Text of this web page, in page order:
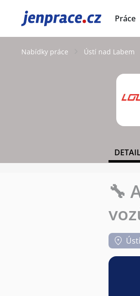
JenPráce.cz Práce
Nabídky práce Ústí nad Labem
🔧